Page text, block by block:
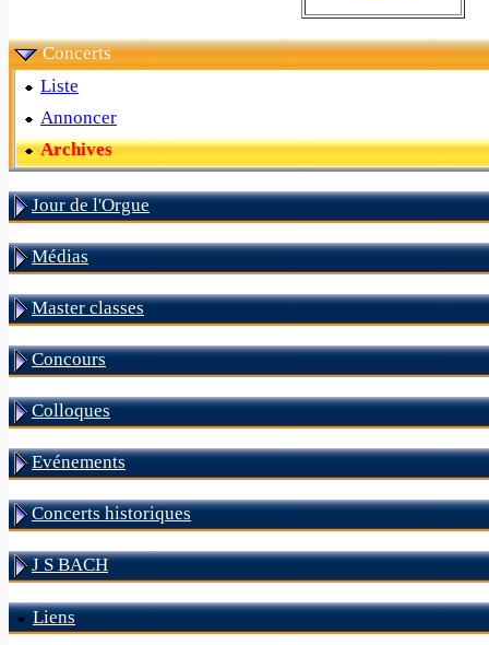
Concerts
Liste
Annoncer
Archives
Jour de l'Orgue
Médias
Master classes
Concours
Colloques
Evénements
Concerts historiques
J S BACH
Liens